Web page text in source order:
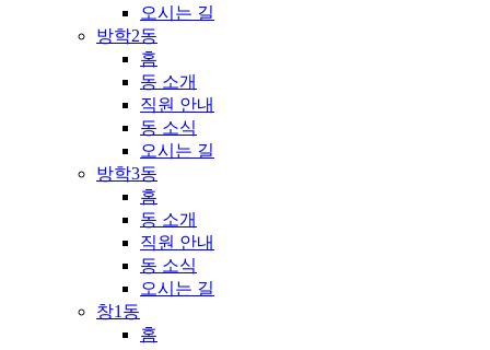
오시는 길
방학2동
홈
동 소개
직원 안내
동 소식
오시는 길
방학3동
홈
동 소개
직원 안내
동 소식
오시는 길
창1동
홈